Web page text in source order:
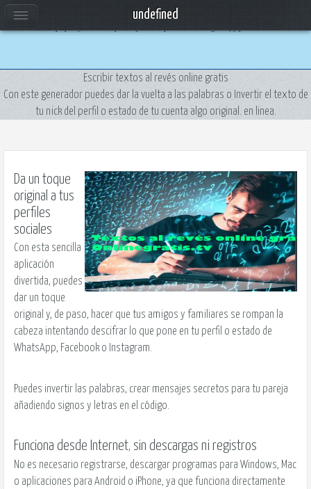
Uso de cookies
Escribir textos al revés online gratis
Con este generador puedes dar la vuelta a las palabras o Invertir el texto de
tu nick del perfil o estado de tu cuenta algo original. en linea.
Da un toque
original a tus
perfiles
sociales
Con esta sencilla
aplicación
divertida, puedes
dar un toque
original y, de paso, hacer que tus amigos y familiares se rompan la
cabeza intentando descifrar lo que pone en tu perfil o estado de
WhatsApp, Facebook o Instagram.
Puedes invertir las palabras, crear mensajes secretos para tu pareja
añadiendo signos y letras en el código.
Funciona desde Internet, sin descargas ni registros
No es necesario registrarse, descargar programas para Windows, Mac
o aplicaciones para Android o iPhone, ya que funciona directamente
undefined